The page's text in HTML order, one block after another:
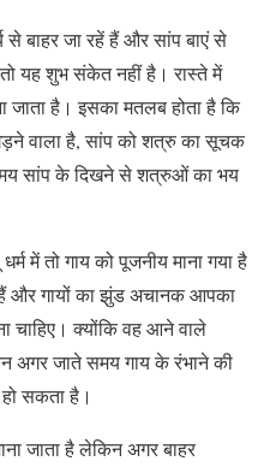
बाहर जा रहें हैं और सांप बाएं से
यह शुभ संकेत नहीं है। रास्ते में
जाता है। इसका मतलब होता है कि
वाला है, सांप को शत्रु का सूचक
सांप के दिखने से शत्रुओं का भय
में तो गाय को पूजनीय माना गया है
और गायों का झुंड अचानक आपका
चाहिए। क्योंकि वह आने वाले
अगर जाते समय गाय के रंभाने की
सकता है।
जाता है लेकिन अगर बाहर